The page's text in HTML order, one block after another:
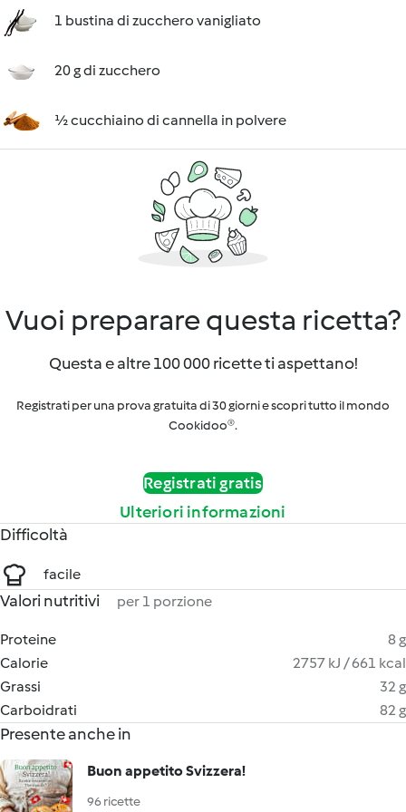
1 bustina di zucchero vanigliato
20 g di zucchero
½ cucchiaino di cannella in polvere
Vuoi preparare questa ricetta?
Questa e altre 100 000 ricette ti aspettano!
Registrati per una prova gratuita di 30 giorni e scopri tutto il mondo
Cookidoo®.
Registrati gratis
Ulteriori informazioni
Difficoltà
facile
Valori nutritivi per 1 porzione
Proteine
8 g
Calorie
2757 kJ / 661 kcal
Grassi
32 g
Carboidrati
82 g
Presente anche in
Buon appetito Svizzera!
96 ricette